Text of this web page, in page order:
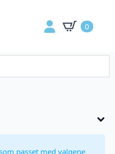
0
passet med valgene